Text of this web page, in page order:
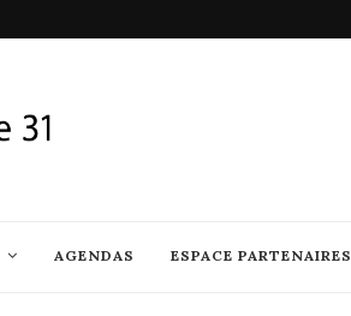
AGENDAS ESPACE PARTENAIRES